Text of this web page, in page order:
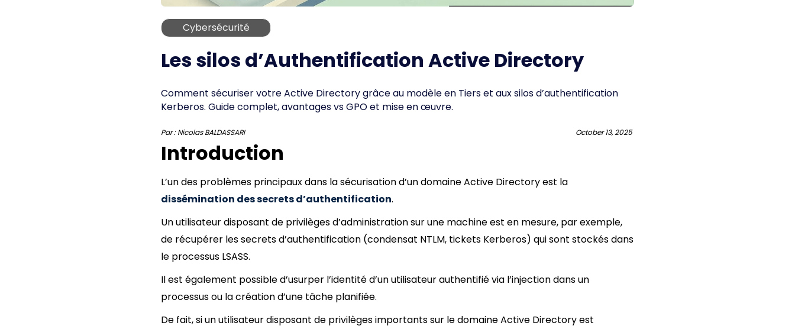
Cybersécurité
Les silos d’Authentification Active Directory
Comment sécuriser votre Active Directory grâce au modèle en Tiers et aux silos d’authentification
Kerberos. Guide complet, avantages vs GPO et mise en œuvre.
Par : Nicolas BALDASSARI October 13, 2025
Introduction
L’un des problèmes principaux dans la sécurisation d’un domaine Active Directory est la
dissémination des secrets d’authentification.
Un utilisateur disposant de privilèges d’administration sur une machine est en mesure, par exemple,
de récupérer les secrets d’authentification (condensat NTLM, tickets Kerberos) qui sont stockés dans
le processus LSASS.
Il est également possible d’usurper l’identité d’un utilisateur authentifié via l’injection dans un
processus ou la création d’une tâche planifiée.
De fait, si un utilisateur disposant de privilèges importants sur le domaine Active Directory est